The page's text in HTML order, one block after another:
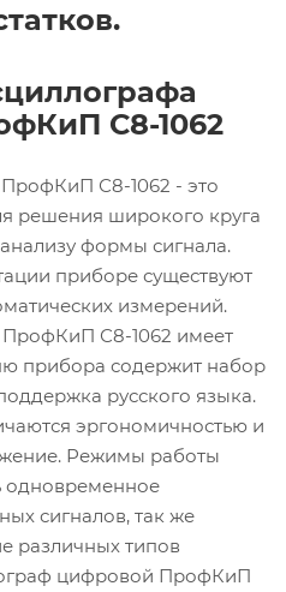
С8-1062
С8-1062 - это
решения широкого круга
формы сигнала.
приборе существуют
измерений.
С8-1062 имеет
прибора содержит набор
русского языка.
эргономичностью и
Режимы работы
одновременное
сигналов, так же
различных типов
цифровой ПрофКиП